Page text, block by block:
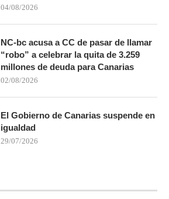
04/08/2026
NC-bc acusa a CC de pasar de llamar
“robo” a celebrar la quita de 3.259
millones de deuda para Canarias
02/08/2026
El Gobierno de Canarias suspende en
igualdad
29/07/2026